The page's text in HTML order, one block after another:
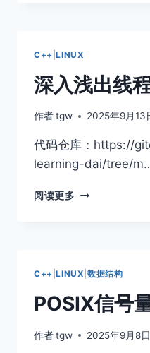
C++ |LINUX
深入浅出线
作者tgw 2025年9月13
代码仓库：https://
learning-dai/tree/
阅读更多
程
池
C++ |LINUX 数据结构
POSIX信号
作者tgw 2025年9月8日